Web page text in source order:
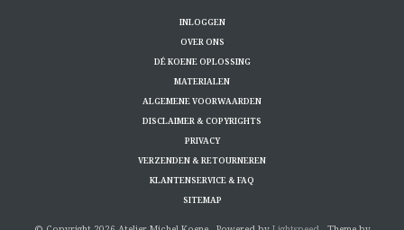
INLOGGEN
OVER ONS
DÉ KOENE OPLOSSING
MATERIALEN
ALGEMENE VOORWAARDEN
DISCLAIMER & COPYRIGHTS
PRIVACY
VERZENDEN & RETOURNEREN
KLANTENSERVICE & FAQ
SITEMAP